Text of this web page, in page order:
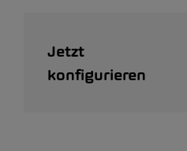
Jetzt
konfigurieren